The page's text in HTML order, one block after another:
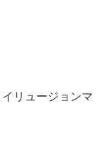
リュージョンマ